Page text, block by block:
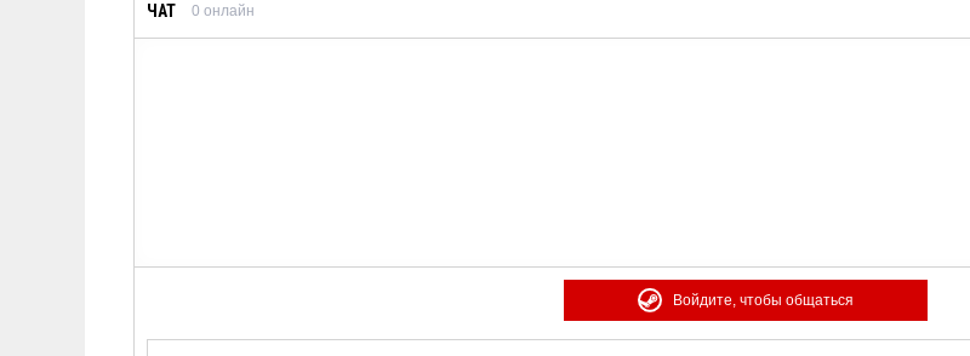
ЧАТ 0 онлайн
Войдите, чтобы общаться